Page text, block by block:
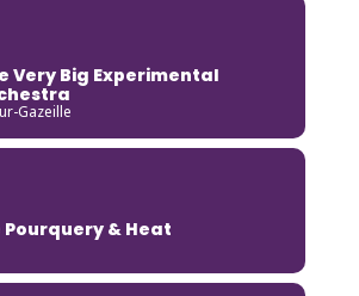
Very Big Experimental
Gazeille
Pourquery & Heat